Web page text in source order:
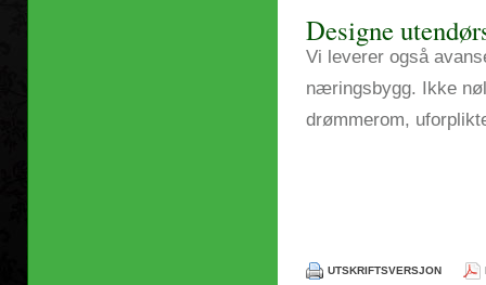
Designe
Vi leverer også
næringsbygg. Ikke
drømmerom,
UTSKRIFTSVERSJON